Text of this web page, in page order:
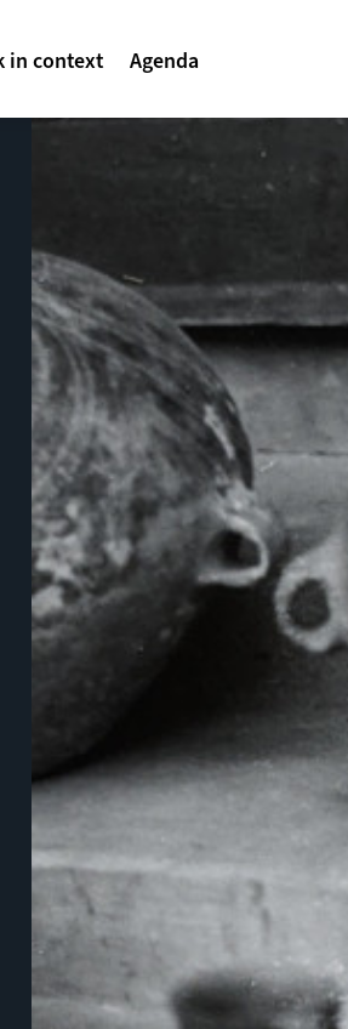
in context Agenda